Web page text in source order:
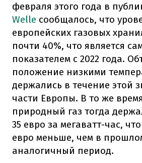
февраля этого года в
Welle сообщалось, что
европейских газовых
почти 40%, что является
показателем с 2022 года.
положение низкими
держались в течение этой
части Европы. В то же
природный газ тогда
35 евро за мегаватт-час,
евро меньше, чем в
аналогичный период.